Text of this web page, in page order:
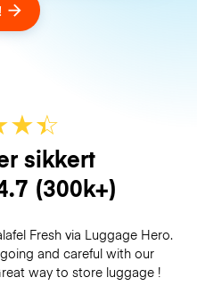
★☆
★
sikkert
(300k+)
Fresh via Luggage Hero.
and careful with our
way to store luggage !